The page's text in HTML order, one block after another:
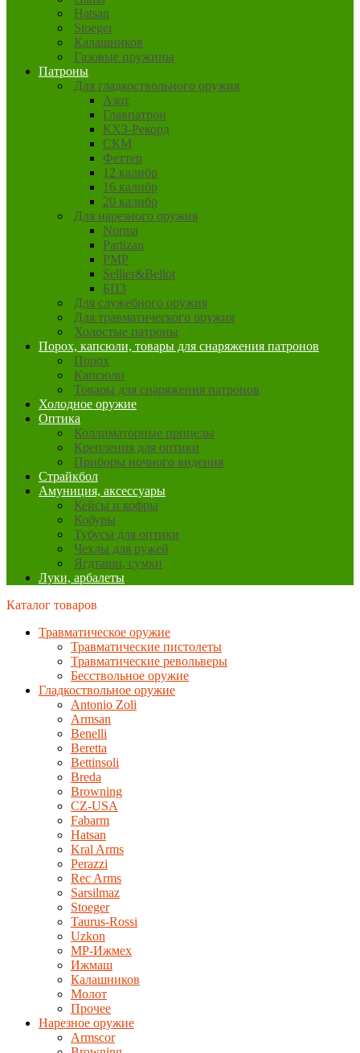
Hatsan
Stoeger
Калашников
Газовые пружины
Патроны
Для гладкоствольного оружия
Азот
Главпатрон
КХЗ-Рекорд
СКМ
Феттер
12 калибр
16 калибр
20 калибр
Для нарезного оружия
Norma
Partizan
PMP
Sellier&Bellot
БПЗ
Для служебного оружия
Для травматического оружия
Холостые патроны
Порох, капсюли, товары для снаряжения патронов
Порох
Капсюли
Товары для снаряжения патронов
Холодное оружие
Оптика
Коллиматорные прицелы
Крепления для оптики
Приборы ночного видения
Страйкбол
Амуниция, аксессуары
Кейсы и кофры
Кобуры
Тубусы для оптики
Чехлы для ружей
Ягдташи, сумки
Луки, арбалеты
Каталог товаров
Травматическое оружие
Травматические пистолеты
Травматические револьверы
Бесствольное оружие
Гладкоствольное оружие
Antonio Zoli
Armsan
Benelli
Beretta
Bettinsoli
Breda
Browning
CZ-USA
Fabarm
Hatsan
Kral Arms
Perazzi
Rec Arms
Sarsilmaz
Stoeger
Taurus-Rossi
Uzkon
MP-Ижмех
Ижмаш
Калашников
Молот
Прочее
Нарезное оружие
Armscor